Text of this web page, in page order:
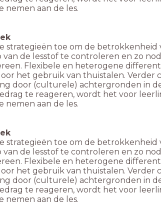
nemen aan de les.
strategieën toe om de
de lesstof te controleren en zo
Flexibele en heterogene
het gebruik van thuistalen. Verder
door (culturele) achtergronden in
te reageren, wordt het voor
nemen aan de les.
strategieën toe om de
de lesstof te controleren en zo
Flexibele en heterogene
het gebruik van thuistalen. Verder
door (culturele) achtergronden in
te reageren, wordt het voor
nemen aan de les.